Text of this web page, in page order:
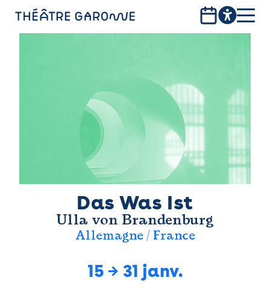
contenu
AVEC LES PUBLICS
ACCESSIBILITÉ
LES PRODUCTIONS
LE THÉÂTRE
Newsletter
Das Was Ist
Ulla von Brandenburg
Allemagne / France
15 → 31 janv.